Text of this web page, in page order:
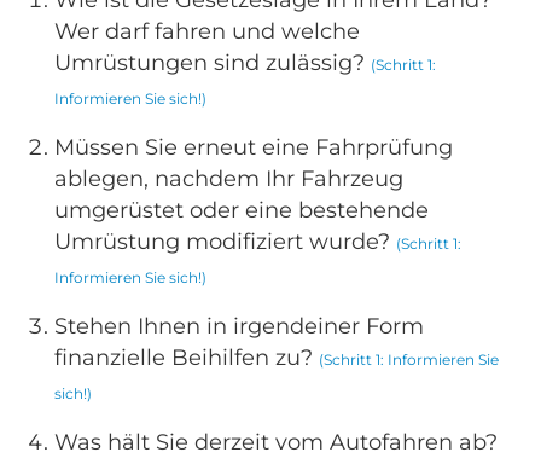
Wer darf fahren und welche
Umrüstungen sind zulässig? (Schritt 1:
Informieren Sie sich!)
Müssen Sie erneut eine Fahrprüfung
ablegen, nachdem Ihr Fahrzeug
umgerüstet oder eine bestehende
Umrüstung modifiziert wurde? (Schritt 1:
Informieren Sie sich!)
Stehen Ihnen in irgendeiner Form
finanzielle Beihilfen zu? (Schritt 1: Informieren Sie
sich!)
Was hält Sie derzeit vom Autofahren ab?